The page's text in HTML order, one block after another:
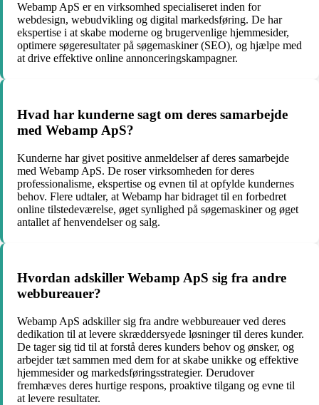
Webamp ApS er en virksomhed specialiseret inden for
webdesign, webudvikling og digital markedsføring. De har
ekspertise i at skabe moderne og brugervenlige hjemmesider,
optimere søgeresultater på søgemaskiner (SEO), og hjælpe med
at drive effektive online annonceringskampagner.
Hvad har kunderne sagt om deres samarbejde
med Webamp ApS?
Kunderne har givet positive anmeldelser af deres samarbejde
med Webamp ApS. De roser virksomheden for deres
professionalisme, ekspertise og evnen til at opfylde kundernes
behov. Flere udtaler, at Webamp har bidraget til en forbedret
online tilstedeværelse, øget synlighed på søgemaskiner og øget
antallet af henvendelser og salg.
Hvordan adskiller Webamp ApS sig fra andre
webbureauer?
Webamp ApS adskiller sig fra andre webbureauer ved deres
dedikation til at levere skræddersyede løsninger til deres kunder.
De tager sig tid til at forstå deres kunders behov og ønsker, og
arbejder tæt sammen med dem for at skabe unikke og effektive
hjemmesider og markedsføringsstrategier. Derudover
fremhæves deres hurtige respons, proaktive tilgang og evne til
at levere resultater.